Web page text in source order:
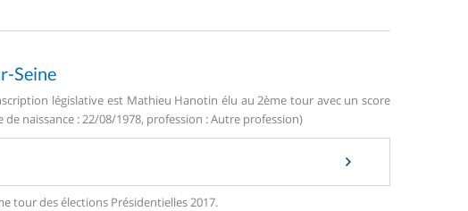
Seine
législative est Mathieu Hanotin élu au 2ème tour avec un score
de naissance : 22/08/1978, profession : Autre profession)
tour des élections Présidentielles 2017.